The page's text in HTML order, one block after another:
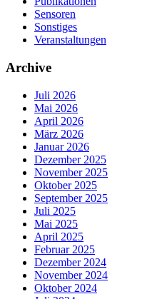
Sensoren
Sonstiges
Veranstaltungen
Archive
Juli 2026
Mai 2026
April 2026
März 2026
Januar 2026
Dezember 2025
November 2025
Oktober 2025
September 2025
Juli 2025
Mai 2025
April 2025
Februar 2025
Dezember 2024
November 2024
Oktober 2024